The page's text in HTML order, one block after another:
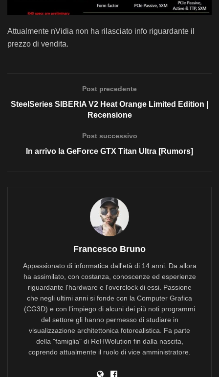
Attualmente nVidia non ha rilasciato info riguardante il
prezzo di vendita.
Post precedente
SteelSeries SIBERIA V2 Heat Orange Limited Edition |
Recensione
Post successivo
In arrivo la GeForce GTX Titan Ultra [Rumors]
Francesco Bruno
Appassionato di informatica dall'età di 14 anni. Da allora
ha assimilato, con costanza, conoscenze ed esperienze
riguardante l'hardware e l'overclock di essi. Passione
che negli ultimi anni si fonde con la Computer Grafica
(CG3D) e con l'impiego di alcuni dei più noti programmi
del settore gli hanno permesso di studiare in
visualizzazione architettonica fotorealistica. Fa parte
della "famiglia" di ReHWolution fin dalla nascita,
coprendo attualmente il ruolo di vice amministratore.